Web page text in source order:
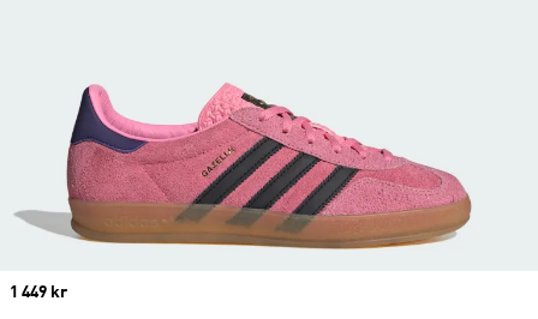
Price
1 449 kr